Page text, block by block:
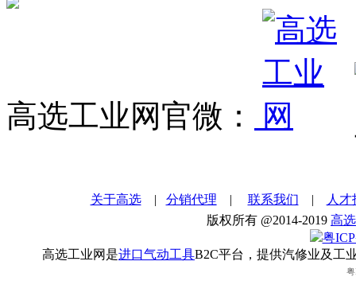
高选工业网官微：
关于高选| 分销代理 | 联系我们 |
人才
版权所有 @2014-2019 高
粤
高选工业网是进口气动工具B2C平台，提供汽修业及工